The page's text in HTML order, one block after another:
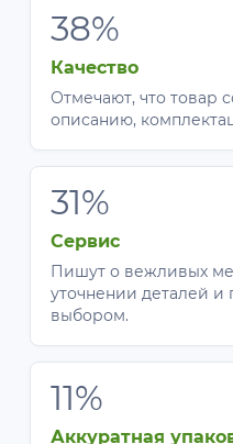
38%
Качество
Отмечают, что товар
описанию,
31%
Сервис
Пишут о вежливых
уточнении деталей
выбором.
11%
Аккуратная